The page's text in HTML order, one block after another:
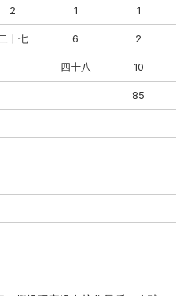
2 1 1
二十七 6 2
四十八 10
85